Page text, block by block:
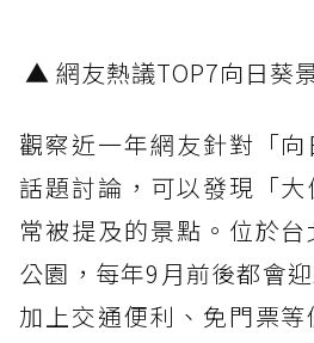
▲ 網友熱議TOP7向日葵
觀察近一年網友針對「
話題討論，可以發現「
常被提及的景點。位於
公園，每年9月前後都會
加上交通便利、免門票